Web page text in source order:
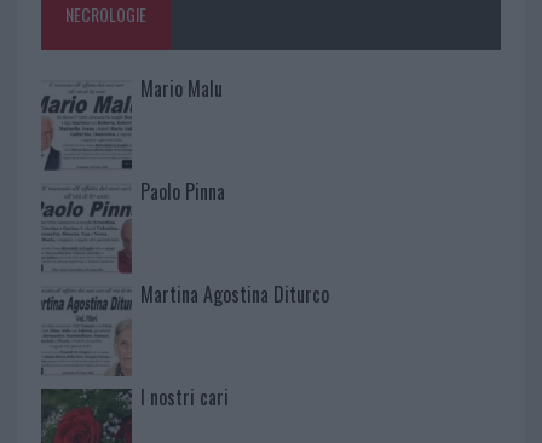
NECROLOGIE
Mario Malu
Paolo Pinna
Martina Agostina Diturco
I nostri cari